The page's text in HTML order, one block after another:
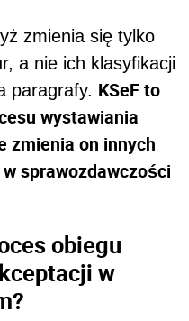
zmienia się tylko
a nie ich klasyfikacji
paragrafy. KSeF to
wystawiania
zmienia on innych
sprawozdawczości
obiegu
w